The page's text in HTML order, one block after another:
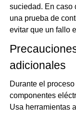
suciedad. En caso
una prueba de
evitar que un fallo
adicionales
Durante el
componentes
Usa herramientas